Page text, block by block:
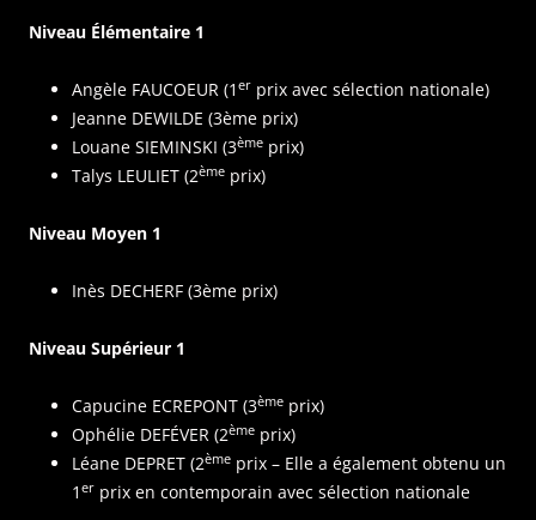
Niveau Élémentaire 1
Angèle FAUCOEUR (1 er prix avec sélection nationale)
Jeanne DEWILDE (3ème prix)
Louane SIEMINSKI (3ème prix)
Talys LEULIET (2ème prix)
Niveau Moyen 1
Inès DECHERF (3ème prix)
Niveau Supérieur 1
Capucine ECREPONT (3ème prix)
Ophélie DEFÉVER (2ème prix)
Léane DEPRET (2ème prix – Elle a également obtenu un
1 er prix en contemporain avec sélection nationale